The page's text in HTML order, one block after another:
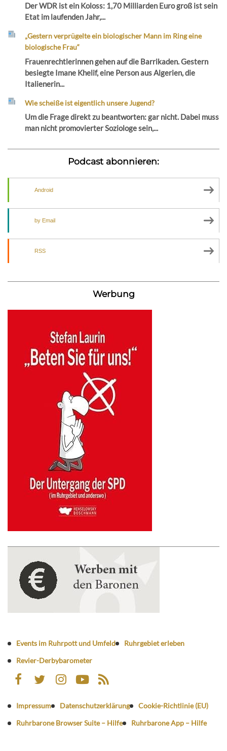
Der WDR ist ein Koloss: 1,70 Milliarden Euro groß ist sein
Etat im laufenden Jahr,...
„Gestern verprügelte ein biologischer Mann im Ring eine
biologische Frau“
Frauenrechtlerinnen gehen auf die Barrikaden. Gestern
besiegte Imane Khelif, eine Person aus Algerien, die
Italienerin...
Wie scheiße ist eigentlich unsere Jugend?
Um die Frage direkt zu beantworten: gar nicht. Dabei muss
man nicht promovierter Soziologe sein,...
Podcast abonnieren:
Android
by Email
RSS
Werbung
Events im Ruhrpott und Umfeld
Ruhrgebiet erleben
Revier-Derbybarometer
Impressum Datenschutzerklärung
Cookie-Richtlinie (EU)
Ruhrbarone Browser Suite – Hilfe
Ruhrbarone App – Hilfe